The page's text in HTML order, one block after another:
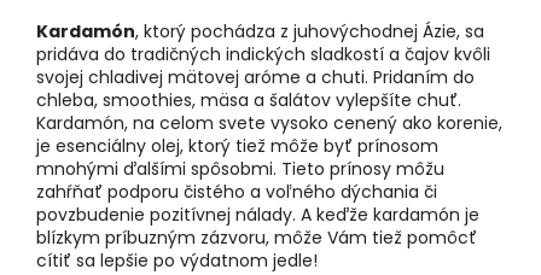
Kardamón, ktorý pochádza z juhovýchodnej Ázie, sa
pridáva do tradičných indických sladkostí a čajov kvôli
svojej chladivej mätovej aróme a chuti. Pridaním do
chleba, smoothies, mäsa a šalátov vylepšíte chuť.
Kardamón, na celom svete vysoko cenený ako korenie,
je esenciálny olej, ktorý tiež môže byť prínosom
mnohými ďalšími spôsobmi. Tieto prínosy môžu
zahŕňať podporu čistého a voľného dýchania či
povzbudenie pozitívnej nálady. A keďže kardamón je
blízkym príbuzným zázvoru, môže Vám tiež pomôcť
cítiť sa lepšie po výdatnom jedle!